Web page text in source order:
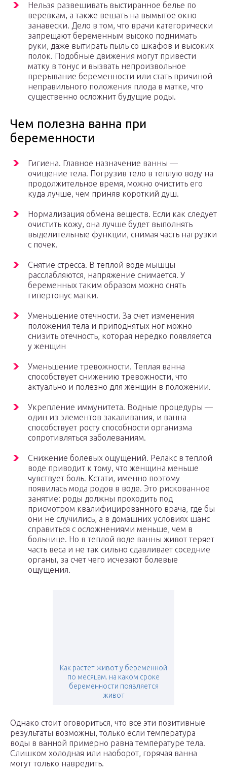
Нельзя развешивать выстиранное белье по
веревкам, а также вешать на вымытое окно
занавески. Дело в том, что врачи категорически
запрещают беременным высоко поднимать
руки, даже вытирать пыль со шкафов и высоких
полок. Подобные движения могут привести
матку в тонус и вызвать непроизвольное
прерывание беременности или стать причиной
неправильного положения плода в матке, что
существенно осложнит будущие роды.
Чем полезна ванна при
беременности
Гигиена. Главное назначение ванны —
очищение тела. Погрузив тело в теплую воду на
продолжительное время, можно очистить его
куда лучше, чем приняв короткий душ.
Нормализация обмена веществ. Если как следует
очистить кожу, она лучше будет выполнять
выделительные функции, снимая часть нагрузки
с почек.
Снятие стресса. В теплой воде мышцы
расслабляются, напряжение снимается. У
беременных таким образом можно снять
гипертонус матки.
Уменьшение отечности. За счет изменения
положения тела и приподнятых ног можно
снизить отечность, которая нередко появляется
у женщин
Уменьшение тревожности. Теплая ванна
способствует снижению тревожности, что
актуально и полезно для женщин в положении.
Укрепление иммунитета. Водные процедуры —
один из элементов закаливания, и ванна
способствует росту способности организма
сопротивляться заболеваниям.
Снижение болевых ощущений. Релакс в теплой
воде приводит к тому, что женщина меньше
чувствует боль. Кстати, именно поэтому
появилась мода родов в воде. Это рискованное
занятие: роды должны проходить под
присмотром квалифицированного врача, где бы
они не случились, а в домашних условиях шанс
справиться с осложнениями меньше, чем в
больнице. Но в теплой воде ванны живот теряет
часть веса и не так сильно сдавливает соседние
органы, за счет чего исчезают болевые
ощущения.
Как растет живот у беременной
по месяцам. на каком сроке
беременности появляется
живот
Однако стоит оговориться, что все эти позитивные
результаты возможны, только если температура
воды в ванной примерно равна температуре тела.
Слишком холодная или наоборот, горячая ванна
могут только навредить.